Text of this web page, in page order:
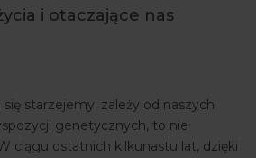
i otaczające nas
starzejemy, zależy od naszych
genetycznych, to nie
ciągu ostatnich kilkunastu lat, dzięki